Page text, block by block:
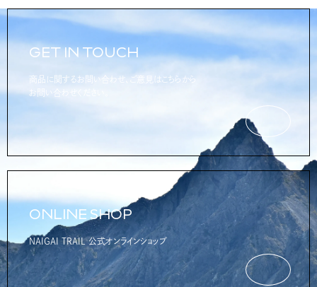
冷やすことで体温上昇を抑えるサポートを実感しました。 特にラストの
標高差約500mの登り区間では、沢水を見つけるたびにタオルに含ま
せ、身体を冷却しながら行動。暑さ対策として即効性があり、実戦での
有効性を感じる場面となりました。 長時間使用後の印象 レース終了後
らず、不快なニオイは感じにくい印象。抗菌・防臭機能の効果を体感で
GET IN TOUCH
商品に関するお問い合わせ、ご意見はこちらから
お問い合わせください。
ONLINE SHOP
NAIGAI TRAIL 公式オンラインショップ